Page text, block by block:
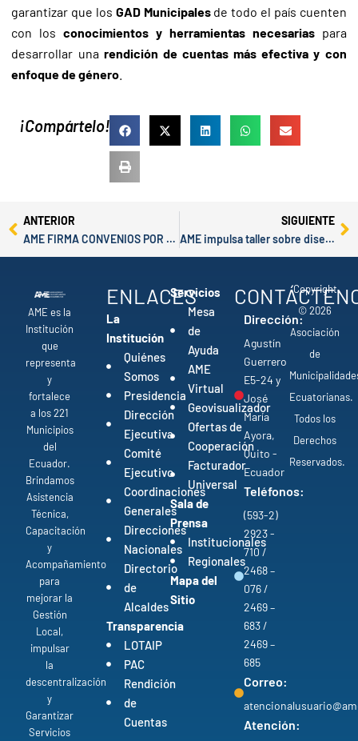
garantizar que los GAD Municipalesde todo el país cuenten
con losconocimientos y herramientas necesariaspara
desarrollar una rendición de cuentas más efectiva y con
enfoque de género
¡Compártelo!
Prev
ANTERIOR
AME FIRMA CONVENIOS POR MÁS DE 400 MIL DÓLARES POR EL DESARROLLO MUNICIPALISTA
SIGUIENTE
AME impulsa taller sobre diseño o reforma de estatutos orgánicos
AME es la
Institución
que
representa
y
fortalece
a los 221
Municipios
del
Ecuador.
Brindamos
Asistencia
Técnica,
Capacitación
y
Acompañamiento
para
mejorar la
Gestión
Local,
impulsar
la
descentralización
y
Garantizar
Servicios
ENLACES
La
Institución
Quiénes
Somos
Presidencia
Dirección
Ejecutiva
Comité
Ejecutivo
Coordinaciones
Generales
Direcciones
Nacionales
Directorio
de
Alcaldes
Transparencia
LOTAIP
PAC
Rendición
de
Cuentas
Servicios
Mesa
de
Ayuda
AME
Virtual
Geovisualizador
Ofertas de
Cooperación
Facturador
Universal
Sala de
Prensa
Institucionales
Regionales
Mapa del
Sitio
Dirección:
Agustín
Guerrero
E5-24 y
José
María
Ayora,
Quito -
Ecuador
Teléfonos:
(593-2)
2923 -
710 /
2468 –
076 /
2469 –
683 /
2469 –
685
Correo:
Atención:
Copyright
© 2026
Asociación
de
Ecuatorianas.
Todos los
Derechos
Reservados.